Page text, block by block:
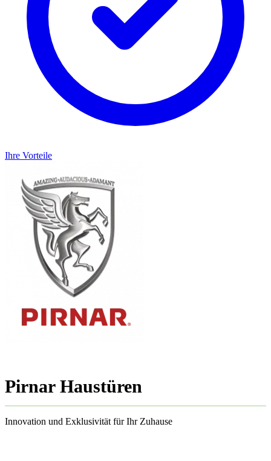
Ihre Vorteile
Pirnar Haustüren
Innovation und Exklusivität für Ihr Zuhause